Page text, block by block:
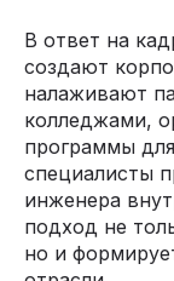
В ответ на
создают
налаживают
колледжами,
программы
специалисты
инженера
подход не
но и